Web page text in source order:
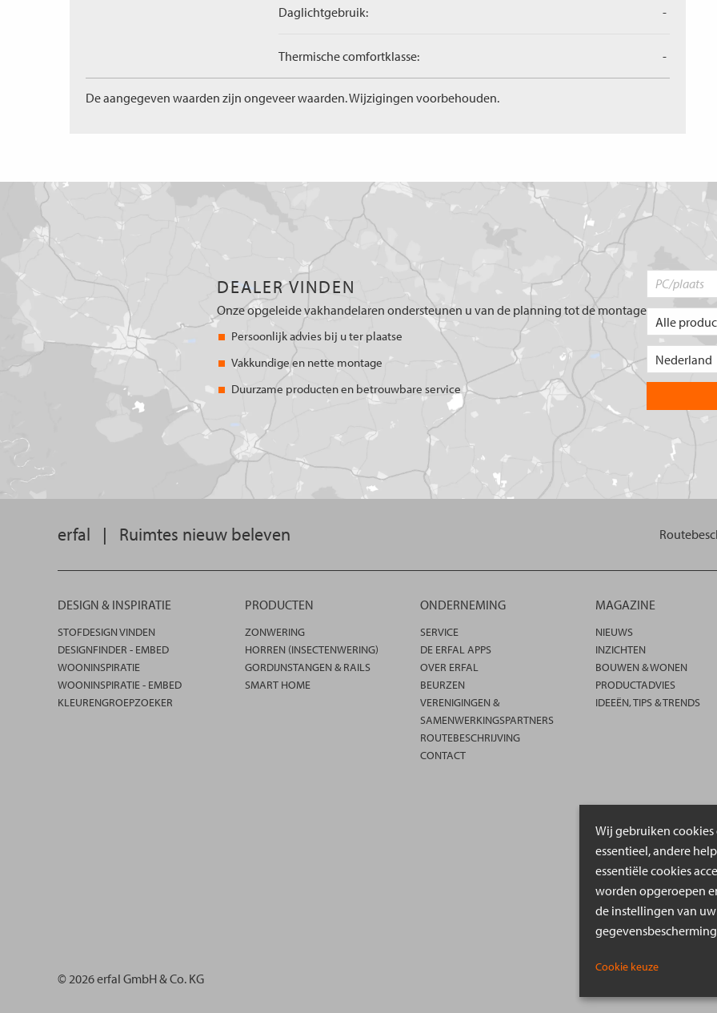
Wij gebruiken
essentieel, andere
essentiële cookies
worden opgeroepen
de instellingen van
Cookie keuze
Daglichtgebruik: -
Thermische comfortklasse: -
De aangegeven waarden zijn ongeveer waarden. Wijzigingen voorbehouden.
DEALER VINDEN
Onze opgeleide vakhandelaren ondersteunen u van de planning tot de montage
Persoonlijk advies bij u ter plaatse
Vakkundige en nette montage
Duurzame producten en betrouwbare service
erfal | Ruimtes nieuw beleven
DESIGN & INSPIRATIE
STOFDESIGN VINDEN
DESIGNFINDER - EMBED
WOONINSPIRATIE
WOONINSPIRATIE - EMBED
KLEURENGROEPZOEKER
PRODUCTEN
ZONWERING
HORREN (INSECTENWERING)
GORDIJNSTANGEN & RAILS
SMART HOME
ONDERNEMING
SERVICE
DE ERFAL APPS
OVER ERFAL
BEURZEN
VERENIGINGEN &
SAMENWERKINGSPARTNERS
ROUTEBESCHRIJVING
CONTACT
MAGAZINE
NIEUWS
INZICHTEN
BOUWEN & WONEN
PRODUCTADVIES
IDEEËN, TIPS & TRENDS
© 2026 erfal GmbH & Co. KG